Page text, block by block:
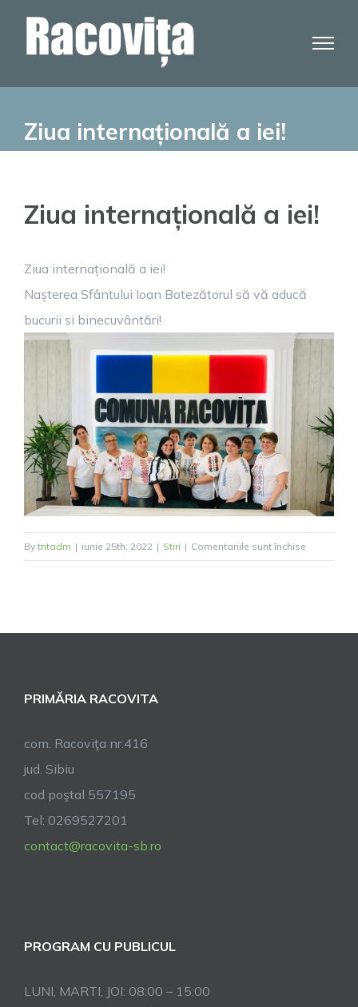
Ziua internațională a iei!
Ziua internațională a iei!
Ziua internațională a iei!
Nașterea Sfântului Ioan Botezătorul să vă aducă
bucurii si binecuvântări!
By tntadm | iunie 25th, 2022 | Stiri | Comentariile sunt închise
Ziua
PRIMĂRIA RACOVITA
com. Racoviţa nr.416
jud. Sibiu
cod poştal 557195
Tel: 0269527201
contact@racovita-sb.ro
PROGRAM CU PUBLICUL
LUNI, MARTI, JOI: 08:00 – 15:00